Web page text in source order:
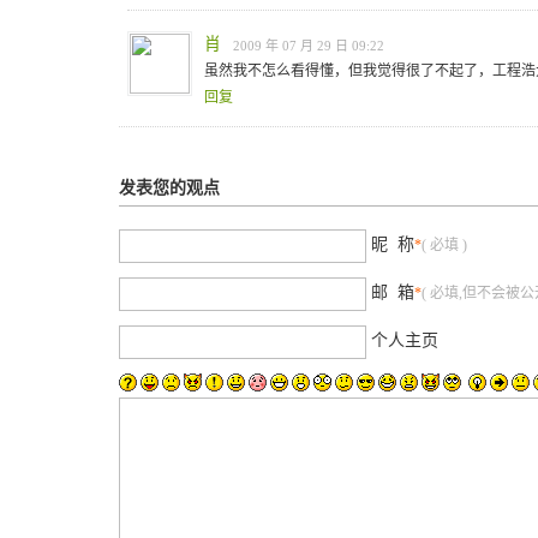
肖 2009 年 07 月 29 日 09:22
虽然我不怎么看得懂，但我觉得很了不起了，工程浩
回复
发表您的观点
昵 称*( 必填 )
邮 箱*( 必填,但不会被公
个人主页